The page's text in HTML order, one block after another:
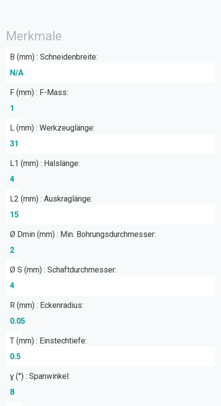
Merkmale
B (mm) : Schneidenbreite:
N/A
F (mm) : F-Mass:
1
L (mm) : Werkzeuglänge:
31
L1 (mm) : Halslänge:
4
L2 (mm) : Auskraglänge:
15
Ø Dmin (mm) : Min. Bohrungsdurchmesser:
2
Ø S (mm) : Schaftdurchmesser:
4
R (mm) : Eckenradius:
0.05
T (mm) : Einstechtiefe:
0.5
ɣ (°) : Spanwinkel:
8